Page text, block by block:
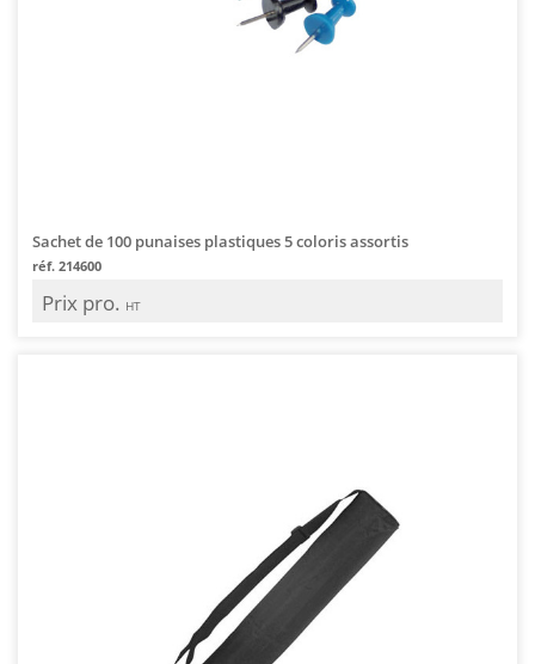
Sachet de 100 punaises plastiques 5 coloris assortis
réf. 214600
Prix pro. HT